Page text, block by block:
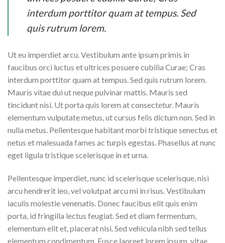
interdum porttitor quam at tempus. Sed
quis rutrum lorem.
Ut eu imperdiet arcu. Vestibulum ante ipsum primis in
faucibus orci luctus et ultrices posuere cubilia Curae; Cras
interdum porttitor quam at tempus. Sed quis rutrum lorem.
Mauris vitae dui ut neque pulvinar mattis. Mauris sed
tincidunt nisi. Ut porta quis lorem at consectetur. Mauris
elementum vulputate metus, ut cursus felis dictum non. Sed in
nulla metus. Pellentesque habitant morbi tristique senectus et
netus et malesuada fames ac turpis egestas. Phasellus at nunc
eget ligula tristique scelerisque in et urna.
Pellentesque imperdiet, nunc id scelerisque scelerisque, nisi
arcu hendrerit leo, vel volutpat arcu mi in risus. Vestibulum
iaculis molestie venenatis. Donec faucibus elit quis enim
porta, id fringilla lectus feugiat. Sed et diam fermentum,
elementum elit et, placerat nisi. Sed vehicula nibh sed tellus
elementum condimentum. Fusce laoreet lorem ipsum, vitae